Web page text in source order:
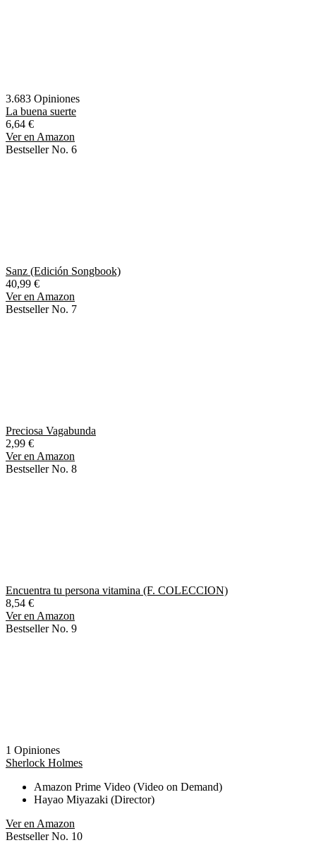
3.683 Opiniones
La buena suerte
6,64 €
Ver en Amazon
Bestseller No. 6
Sanz (Edición Songbook)
40,99 €
Ver en Amazon
Bestseller No. 7
Preciosa Vagabunda
2,99 €
Ver en Amazon
Bestseller No. 8
Encuentra tu persona vitamina (F. COLECCION)
8,54 €
Ver en Amazon
Bestseller No. 9
1 Opiniones
Sherlock Holmes
Amazon Prime Video (Video on Demand)
Hayao Miyazaki (Director)
Ver en Amazon
Bestseller No. 10